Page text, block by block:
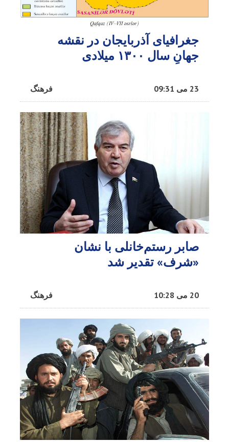
جغرافیای آذربایجان در نقشه
جهانِ سال ۱۳۰۰ میلادی
فرهنگ 23 می 09:31
صابر رستم‌خانلی با نشان
«شرف» تقدیر شد
فرهنگ 20 می 10:28